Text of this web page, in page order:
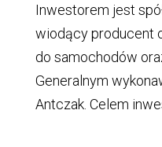
Inwestorem jest
wiodący producent
do samochodów
Generalnym
Antczak. Celem